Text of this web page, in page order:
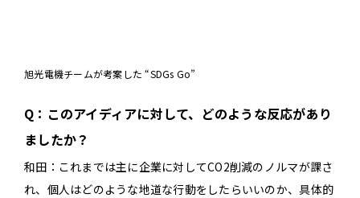
旭光電機チームが考案した “SDGs Go”
Q：このアイディアに対して、どのような反応があり
ましたか？
和田：これまでは主に企業に対してCO2削減のノルマが課さ
れ、個人はどのような地道な行動をしたらいいのか、具体的